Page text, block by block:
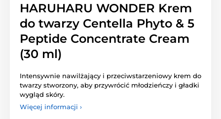
HARUHARU WONDER Krem
do twarzy Centella Phyto & 5
Peptide Concentrate Cream
(30 ml)
Intensywnie nawilżający i przeciwstarzeniowy krem do
twarzy stworzony, aby przywrócić młodzieńczy i gładki
wygląd skóry.
Więcej informacji ›